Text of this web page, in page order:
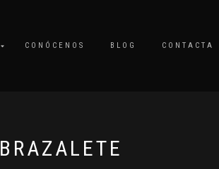
CONÓCENOS BLOG CONTACTA
BRAZALETE